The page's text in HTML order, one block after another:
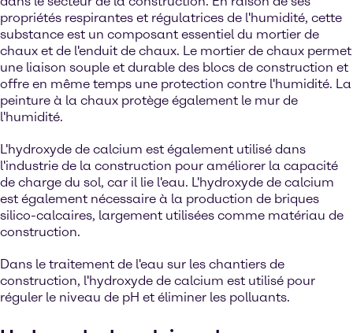
propriétés respirantes et régulatrices de l'humidité, cette
substance est un composant essentiel du mortier de
chaux et de l'enduit de chaux. Le mortier de chaux permet
une liaison souple et durable des blocs de construction et
offre en même temps une protection contre l'humidité. La
peinture à la chaux protège également le mur de
l'humidité.
L'hydroxyde de calcium est également utilisé dans
l'industrie de la construction pour améliorer la capacité
de charge du sol, car il lie l'eau. L'hydroxyde de calcium
est également nécessaire à la production de briques
silico-calcaires, largement utilisées comme matériau de
construction.
Dans le traitement de l'eau sur les chantiers de
construction, l'hydroxyde de calcium est utilisé pour
réguler le niveau de pH et éliminer les polluants.